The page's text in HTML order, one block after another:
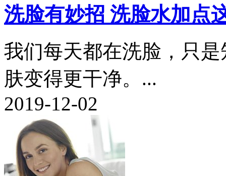
洗脸有妙招 洗脸水加点
我们每天都在洗脸，只
肤变得更干净。...
2019-12-02